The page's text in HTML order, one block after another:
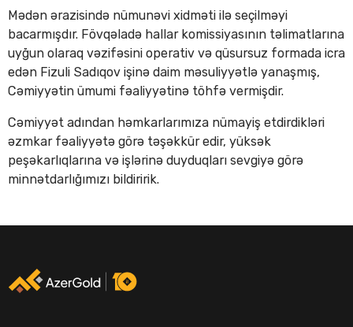
Mədən ərazisində nümunəvi xidməti ilə seçilməyi
bacarmışdır. Fövqəladə hallar komissiyasının təlimatlarına
uyğun olaraq vəzifəsini operativ və qüsursuz formada icra
edən Fizuli Sadıqov işinə daim məsuliyyətlə yanaşmış,
Cəmiyyətin ümumi fəaliyyətinə töhfə vermişdir.
Cəmiyyət adından həmkarlarımıza nümayiş etdirdikləri
əzmkar fəaliyyətə görə təşəkkür edir, yüksək
peşəkarlıqlarına və işlərinə duyduqları sevgiyə görə
minnətdarlığımızı bildiririk.